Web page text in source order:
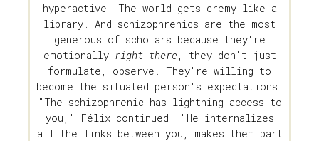
hyperactive. The world gets cremy like a
library. And schizophrenics are the most
generous of scholars because they're
emotionally right there, they don't just
formulate, observe. They're willing to
become the situated person's expectations.
"The schizophrenic has lightning access to
you," Félix continued. "He internalizes
all the links between you, makes them part